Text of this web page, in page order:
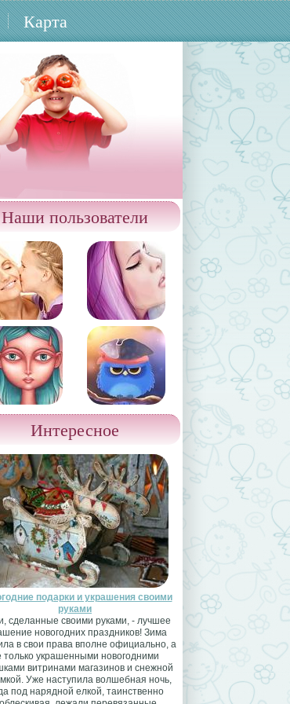
Карта
Наши пользователи
Интересное
подарки и украшения своими
руками
сделанные своими руками, - лучшее
новогодних праздников! Зима
в свои права вполне официально, а
только украшенными новогодними
витринами магазинов и снежной
Уже наступила волшебная ночь,
под нарядной елкой, таинственно